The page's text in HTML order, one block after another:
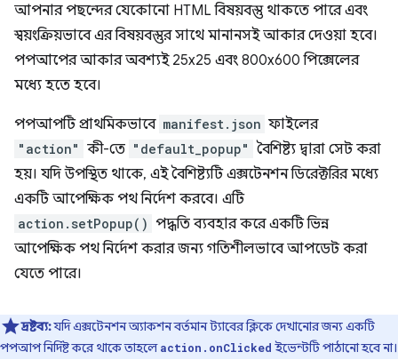
আপনার পছন্দের যেকোনো HTML বিষয়বস্তু থাকতে পারে এবং
স্বয়ংক্রিয়ভাবে এর বিষয়বস্তুর সাথে মানানসই আকার দেওয়া হবে।
পপআপের আকার অবশ্যই 25x25 এবং 800x600 পিক্সেলের
মধ্যে হতে হবে।
পপআপটি প্রাথমিকভাবে manifest.json ফাইলের
"action" কী-তে "default_popup" বৈশিষ্ট্য দ্বারা সেট করা
হয়। যদি উপস্থিত থাকে, এই বৈশিষ্ট্যটি এক্সটেনশন ডিরেক্টরির মধ্যে
একটি আপেক্ষিক পথ নির্দেশ করবে। এটি
action.setPopup() পদ্ধতি ব্যবহার করে একটি ভিন্ন
আপেক্ষিক পথ নির্দেশ করার জন্য গতিশীলভাবে আপডেট করা
যেতে পারে।
দ্রষ্টব্য:যদি এক্সটেনশন অ্যাকশন বর্তমান ট্যাবের ক্লিকে দেখানোর জন্য একটি
পপআপ নির্দিষ্ট করে থাকে তাহলেaction.onClicked ইভেন্টটি পাঠানো হবে না।